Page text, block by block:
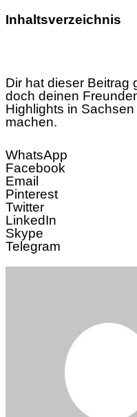
Inhaltsverzeichnis
Dir hat dieser Beitrag
doch deinen
Highlights in
machen.
WhatsApp
Facebook
Email
Pinterest
Twitter
LinkedIn
Skype
Telegram